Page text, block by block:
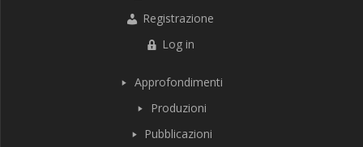
Registrazione
Log in
Approfondimenti
Produzioni
Pubblicazioni